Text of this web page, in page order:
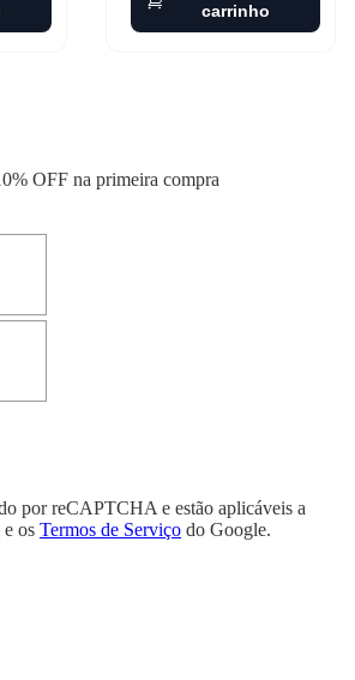
carrinho
OFF na primeira compra
por reCAPTCHA e estão aplicáveis a
e os Termos de Serviço do Google.